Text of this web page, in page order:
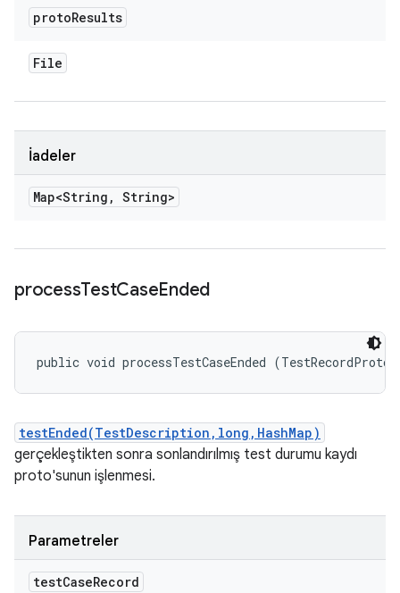
protoResults
File
İadeler
Map<String , String>
processTestCaseEnded
public void processTestCaseEnded
testEnded(TestDescription,long,HashMap)
gerçekleştikten sonra sonlandırılmış test durumu kaydı
proto'sunun işlenmesi.
Parametreler
testCaseRecord